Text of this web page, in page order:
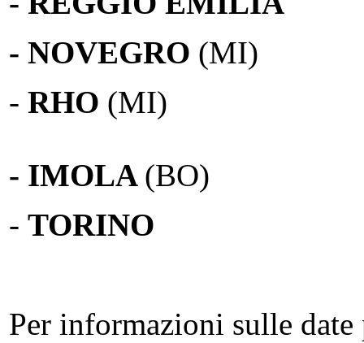
- NOVEGRO (MI)
- RHO (MI)
- IMOLA (BO)
- TORINO
Per informazioni sulle